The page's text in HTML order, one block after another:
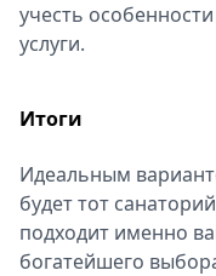
учесть
услуги.
Итоги
Идеальным
будет тот
подходит именно
богатейшего